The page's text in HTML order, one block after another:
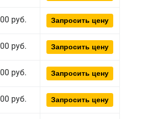
руб. Запросить цену
руб. Запросить цену
руб. Запросить цену
руб. Запросить цену